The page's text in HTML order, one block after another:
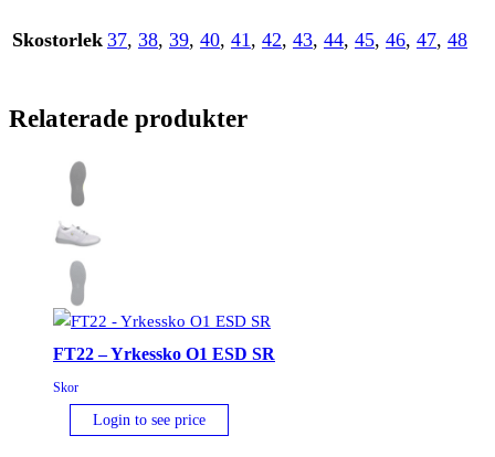
Skostorlek 37, 38, 39, 40, 41 , 42, 43, 44, 45, 46, 47, 48
Relaterade produkter
FT22 – Yrkessko O1 ESD SR
Skor
Login to see price